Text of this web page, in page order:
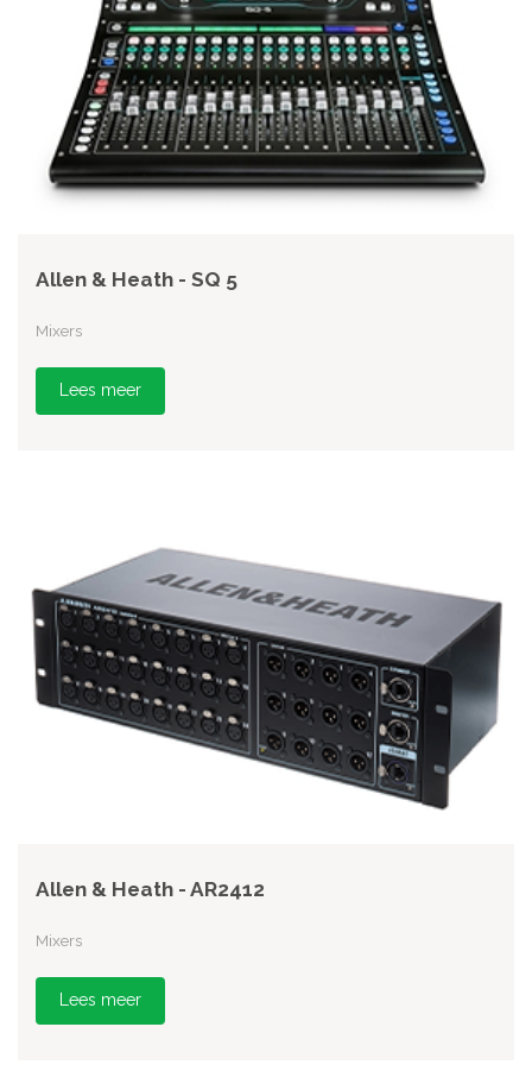
Allen & Heath - SQ 5
Mixers
Lees meer
Allen & Heath - AR2412
Mixers
Lees meer